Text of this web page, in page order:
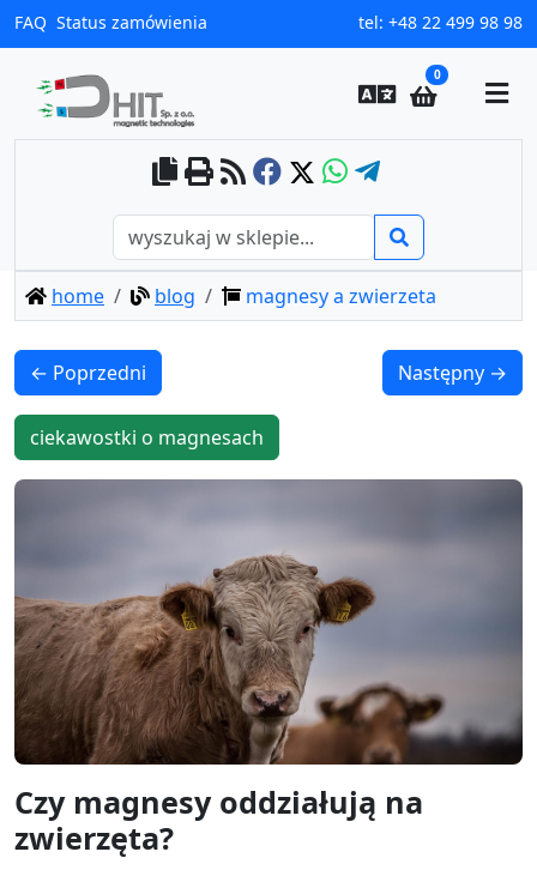
FAQ Status zamówienia tel: +48 22 499 98 98
0
home blog magnesy a zwierzeta
← Poprzedni Następny →
ciekawostki o magnesach
Czy magnesy oddziałują na
zwierzęta?